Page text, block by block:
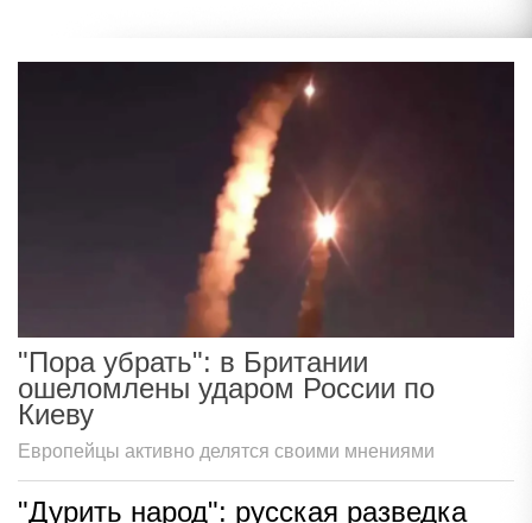
"Пора убрать": в Британии
ошеломлены ударом России по
Киеву
Европейцы активно делятся своими мнениями
"Дурить народ": русская разведка